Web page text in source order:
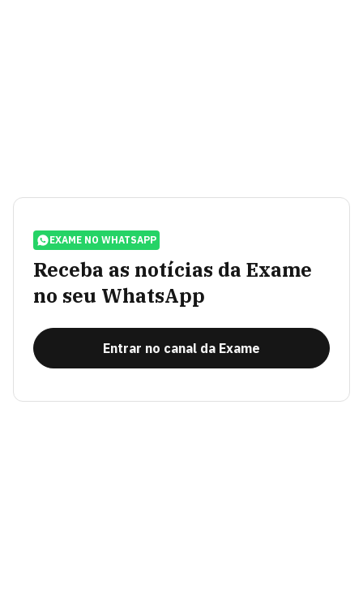
EXAME NO WHATSAPP
Receba as notícias da Exame
no seu WhatsApp
Entrar no canal da Exame